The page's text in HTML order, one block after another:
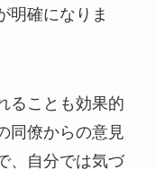
明確になりま
ることも効果的
同僚からの意見
、自分では気づ